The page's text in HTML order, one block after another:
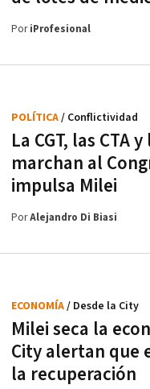
PoriProfesional
La CGT, las CTA
marchan al
impulsa Milei
POLÍTICA/ Conflictividad
PorAlejandro Di Biasi
Milei seca la
City alertan que
la recuperación
ECONOMÍA/ Desde la City